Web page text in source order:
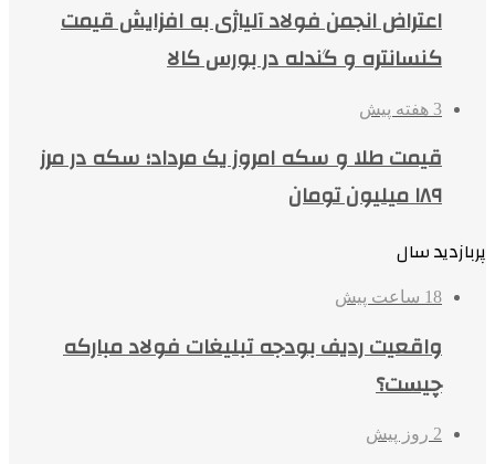
اعتراض انجمن فولاد آلیاژی به افزایش قیمت
کنسانتره و گندله در بورس کالا
3 هفته پیش
قیمت طلا و سکه امروز یک مرداد؛ سکه در مرز
۱۸۹ میلیون تومان
پربازدید سال
18 ساعت پیش
واقعیت ردیف بودجه تبلیغات فولاد مبارکه
چیست؟
2 روز پیش